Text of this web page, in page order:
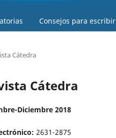
Consejos para escribir
Cátedra
Cátedra
Diciembre 2018
2631-2875